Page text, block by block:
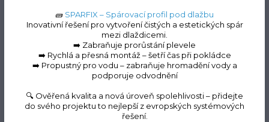
Balkonová lišta
STONE
Balkonový profil STONE – hliníkový ukončovací profil
🧱 SPARFIX – Spárovací profil pod dlažbu
Inovativní řešení pro vytvoření čistých a estetických spár
mezi dlaždicemi.
➡️ Zabraňuje prorůstání plevele
➡️ Rychlá a přesná montáž – šetří čas při pokládce
➡️ Propustný pro vodu – zabraňuje hromadění vody a
podporuje odvodnění
🔍 Ověřená kvalita a nová úroveň spolehlivosti – přidejte
do svého projektu to nejlepší z evropských systémových
řešení.